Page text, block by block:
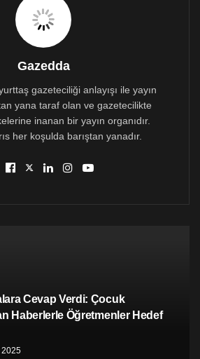
Gazedda
gazeteciliği anlayışı ile yayın
yana taraf olan ve gazetecilikte
inanan bir yayın organıdır.
her koşulda barıştan yanadır.
Cevap Verdi: Çocuk
Haberlerle Öğretmenler Hedef